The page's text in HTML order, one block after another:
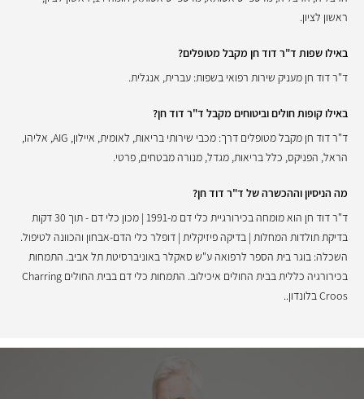
ראשון לציון.
באילו שפות ד"ר דוד חן מקבל מטופלים?
ד"ר דוד חן מעניק שירות רפואי בשפות: עברית, אנגלית.
באילו קופות חולים וביטוחים מקבל ד"ר דוד חן?
ד"ר דוד חן מקבל מטופלים דרך: מכבי שירותי בריאות, לאומית, איילון, AIG, אליהו,
הראל, הפניקס, כלל בריאות, מגדל, מנורה מבטחים, פרטי.
מה הניסיון וההכשרה של ד"ר דוד חן?
ד"ר דוד חן הוא מומחה בכירורגיית כלי דם מ-1991 | מכון כלי דם - תוך 30 דקות
בדיקת תולדות המחלות | בדיקה פיזיקלית | דופלר כלי הדם-אבחון והכוונה לטיפול.
השכלה: בוגר בית הספר לרפואה ע"ש סאקלר באוניברסיטת תל אביב. התמחות
בכירורגיה כללית בבית החולים איכילוב. התמחות כלי דם בבית החולים Charring
Croos בלונדון..